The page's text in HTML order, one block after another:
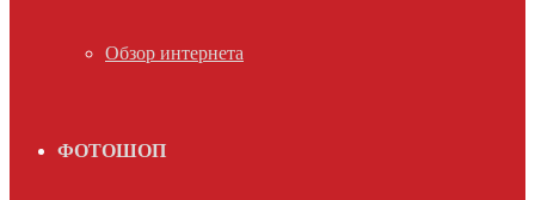
Обзор интернета
ФОТОШОП